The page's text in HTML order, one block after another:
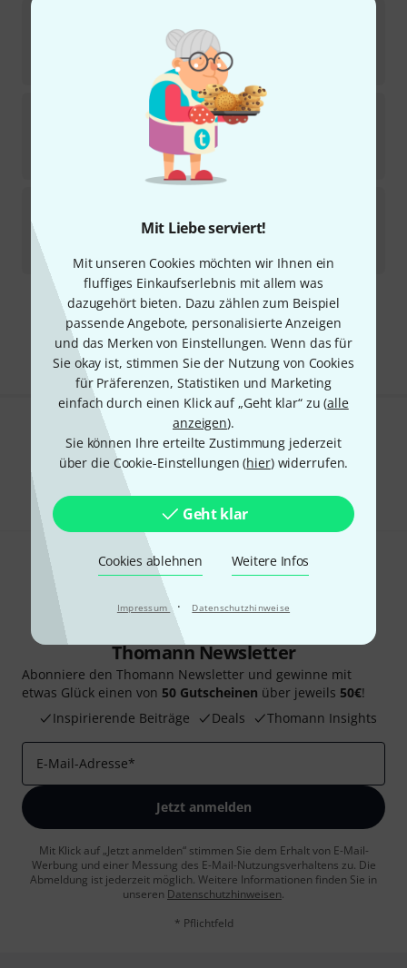
Mit Liebe serviert!
Mit unseren Cookies möchten wir Ihnen ein
fluffiges Einkaufserlebnis mit allem was
dazugehört bieten. Dazu zählen zum Beispiel
passende Angebote, personalisierte Anzeigen
und das Merken von Einstellungen. Wenn das für
Sie okay ist, stimmen Sie der Nutzung von Cookies
für Präferenzen, Statistiken und Marketing
einfach durch einen Klick auf „Geht klar“ zu (alle
anzeigen).
Sie können Ihre erteilte Zustimmung jederzeit
über die Cookie-Einstellungen (hier) widerrufen.
Geht klar
Cookies ablehnen Weitere Infos
Impressum · Datenschutzhinweise
In 14–18 Wochen lieferbar
Duplicator
40
In 14–18 Wochen lieferbar
Sofort lieferbar
86 €
Kostenloser Versand ab 29 €
Alle Preise inkl. MwSt.
Gefällt Ihnen, was Sie sehen?
Teilen
Thomann Newsletter
Abonniere den Thomann Newsletter und gewinne mit
etwas Glück einen von 50 Gutscheinen über jeweils 50€!
Inspirierende Beiträge
Deals Thomann Insights
E-Mail-Adresse*
Jetzt anmelden
Mit Klick auf „Jetzt anmelden“ stimmen Sie dem Erhalt von E-Mail-
Werbung und einer Messung des E-Mail-Nutzungsverhaltens zu. Die
Abmeldung ist jederzeit möglich. Weitere Informationen finden Sie in
unseren Datenschutzhinweisen.
* Pflichtfeld